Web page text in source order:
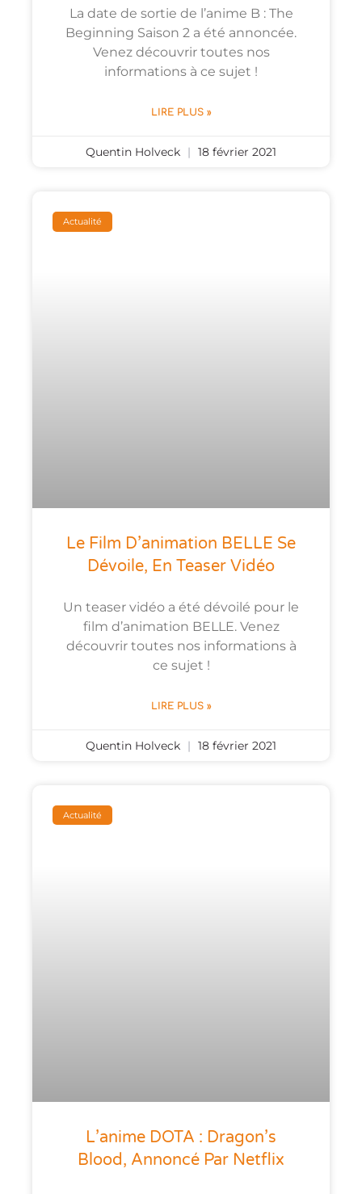
La date de sortie de l’anime B : The
Beginning Saison 2 a été annoncée.
Venez découvrir toutes nos
informations à ce sujet !
LIRE PLUS »
Quentin Holveck 18 février 2021
Actualité
Le Film D’animation BELLE Se
Dévoile, En Teaser Vidéo
Un teaser vidéo a été dévoilé pour le
film d’animation BELLE. Venez
découvrir toutes nos informations à
ce sujet !
LIRE PLUS »
Quentin Holveck 18 février 2021
Actualité
L’anime DOTA : Dragon’s
Blood, Annoncé Par Netflix